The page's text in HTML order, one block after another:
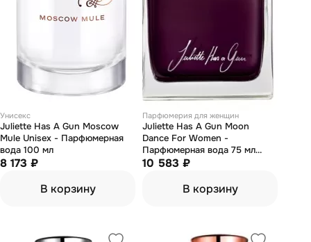
Унисекс
Juliette Has А Gun Moscow
Mule Unisex - Парфюмерная
вода 100 мл
8 173 ₽
В корзину
Парфюмерия для женщин
Juliette Has А Gun Moon
Dance For Women -
Парфюмерная вода 75 мл
(тестер)
10 583 ₽
В корзину